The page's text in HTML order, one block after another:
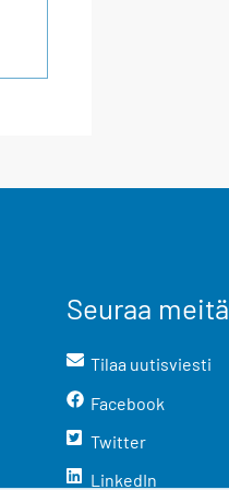
Seuraa meitä
Tilaa uutisviesti
Facebook
Twitter
LinkedIn